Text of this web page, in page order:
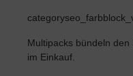
Multipacks bündeln
im Einkauf.